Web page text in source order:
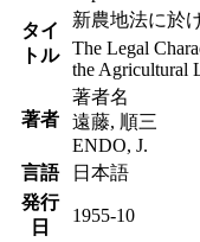
タイ
トル
新農地法に於
The Legal
the Agricultural
著者
著者名
遠藤, 順三
ENDO, J.
言語
日本語
発行
日
1955-10